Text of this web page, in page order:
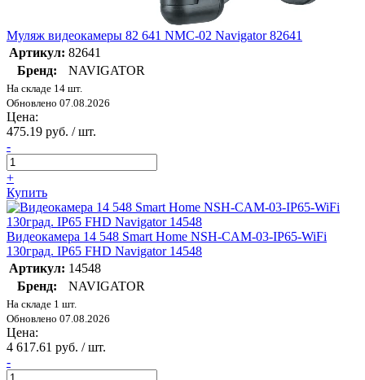
Муляж видеокамеры 82 641 NMC-02 Navigator 82641
Артикул: 82641
Бренд:
NAVIGATOR
На складе 14 шт.
Обновлено 07.08.2026
Цена:
475.19 руб. / шт.
-
+
Купить
Видеокамера 14 548 Smart Home NSH-CAM-03-IP65-WiFi
130град. IP65 FHD Navigator 14548
Артикул: 14548
Бренд:
NAVIGATOR
На складе 1 шт.
Обновлено 07.08.2026
Цена:
4 617.61 руб. / шт.
-